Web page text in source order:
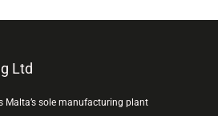
Ltd
Malta’s sole manufacturing plant